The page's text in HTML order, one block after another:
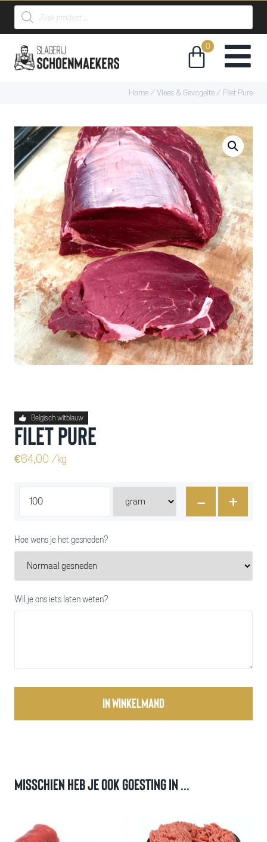
Home/ Vlees & Gevogelte/ Filet Pure
Belgisch witblauw
Filet Pure
€64,00 /kg
- +
Hoe wens je het gesneden?
Wil je ons iets laten weten?
In winkelmand
Misschien heb je ook goesting in ...